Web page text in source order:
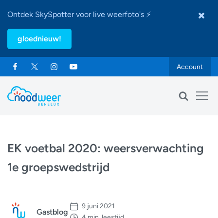
Ontdek SkySpotter voor live weerfoto's ⚡
gloednieuw!
Account
EK voetbal 2020: weersverwachting
1e groepswedstrijd
Gastblog
9 juni 2021